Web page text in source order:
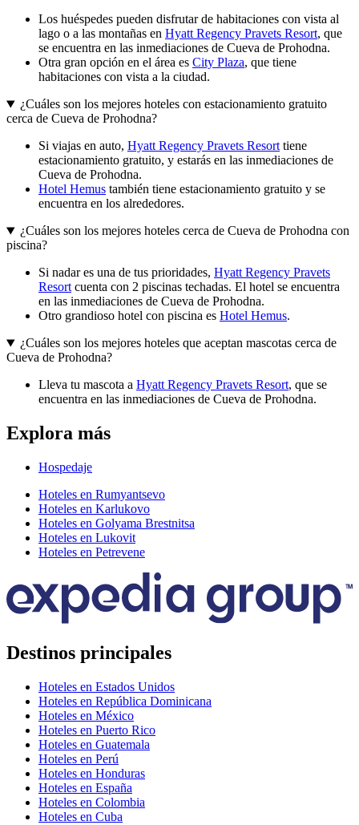
Los huéspedes pueden disfrutar de habitaciones con vista al
lago o a las montañas en Hyatt Regency Pravets Resort, que
se encuentra en las inmediaciones de Cueva de Prohodna.
Otra gran opción en el área es City Plaza, que tiene
habitaciones con vista a la ciudad.
¿Cuáles son los mejores hoteles con estacionamiento gratuito
cerca de Cueva de Prohodna?
Si viajas en auto, Hyatt Regency Pravets Resort tiene
estacionamiento gratuito, y estarás en las inmediaciones de
Cueva de Prohodna.
Hotel Hemus también tiene estacionamiento gratuito y se
encuentra en los alrededores.
¿Cuáles son los mejores hoteles cerca de Cueva de Prohodna con
piscina?
Si nadar es una de tus prioridades, Hyatt Regency Pravets
Resort cuenta con 2 piscinas techadas. El hotel se encuentra
en las inmediaciones de Cueva de Prohodna.
Otro grandioso hotel con piscina es Hotel Hemus.
¿Cuáles son los mejores hoteles que aceptan mascotas cerca de
Cueva de Prohodna?
Lleva tu mascota a Hyatt Regency Pravets Resort, que se
encuentra en las inmediaciones de Cueva de Prohodna.
Explora más
Hospedaje
Hoteles en Rumyantsevo
Hoteles en Karlukovo
Hoteles en Golyama Brestnitsa
Hoteles en Lukovit
Hoteles en Petrevene
Destinos principales
Hoteles en Estados Unidos
Hoteles en República Dominicana
Hoteles en México
Hoteles en Puerto Rico
Hoteles en Guatemala
Hoteles en Perú
Hoteles en Honduras
Hoteles en España
Hoteles en Colombia
Hoteles en Cuba